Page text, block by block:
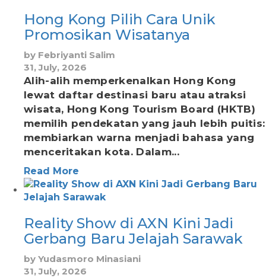
Hong Kong Pilih Cara Unik
Promosikan Wisatanya
by Febriyanti Salim
31, July, 2026
Alih-alih memperkenalkan Hong Kong
lewat daftar destinasi baru atau atraksi
wisata, Hong Kong Tourism Board (HKTB)
memilih pendekatan yang jauh lebih puitis:
membiarkan warna menjadi bahasa yang
menceritakan kota. Dalam...
Read More
Reality Show di AXN Kini Jadi
Gerbang Baru Jelajah Sarawak
by Yudasmoro Minasiani
31, July, 2026